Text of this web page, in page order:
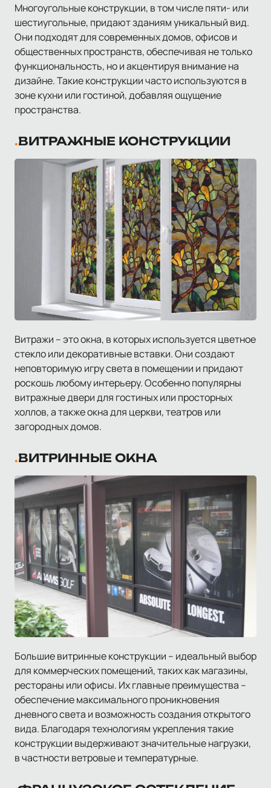
Многоугольные конструкции, в том числе пяти- или
шестиугольные, придают зданиям уникальный вид.
Они подходят для современных домов, офисов и
общественных пространств, обеспечивая не только
функциональность, но и акцентируя внимание на
дизайне. Такие конструкции часто используются в
зоне кухни или гостиной, добавляя ощущение
пространства.
ВИТРАЖНЫЕ КОНСТРУКЦИИ
Витражи – это окна, в которых используется цветное
стекло или декоративные вставки. Они создают
неповторимую игру света в помещении и придают
роскошь любому интерьеру. Особенно популярны
витражные двери для гостиных или просторных
холлов, а также окна для церкви, театров или
загородных домов.
ВИТРИННЫЕ ОКНА
Большие витринные конструкции – идеальный выбор
для коммерческих помещений, таких как магазины,
рестораны или офисы. Их главные преимущества –
обеспечение максимального проникновения
дневного света и возможность создания открытого
вида. Благодаря технологиям укрепления такие
конструкции выдерживают значительные нагрузки,
в частности ветровые и температурные.